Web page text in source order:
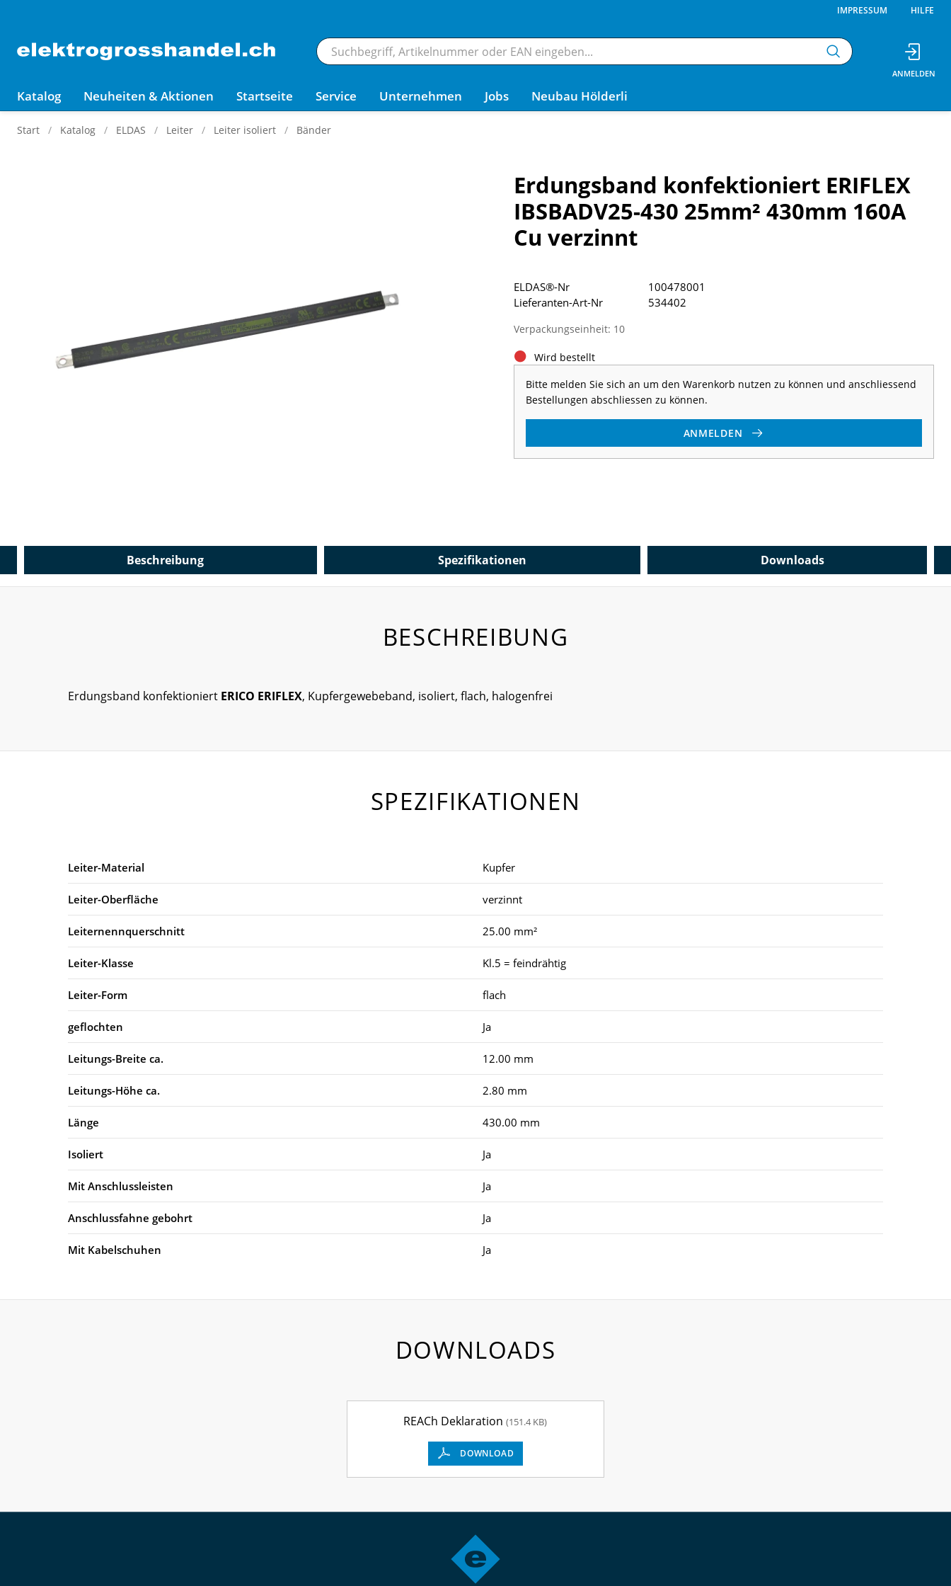
IMPRESSUM HILFE
Katalog Neuheiten & Aktionen Startseite Service Unternehmen Jobs Neubau Hölderli
Start Katalog ELDAS Leiter Leiter isoliert Bänder
Erdungsband konfektioniert ERIFLEX
IBSBADV25-430 25mm² 430mm 160A
Cu verzinnt
Verpackungseinheit: 10
Wird bestellt
Bitte melden Sie sich an um den Warenkorb nutzen zu können und anschliessend
Bestellungen abschliessen zu können.
ANMELDEN
ELDAS®-Nr
100478001
Lieferanten-Art-Nr
534402
Beschreibung Spezifikationen Downloads
BESCHREIBUNG
Erdungsband konfektioniert ERICO ERIFLEX, Kupfergewebeband, isoliert, flach, halogenfrei
SPEZIFIKATIONEN
Leiter-Material Kupfer
Leiter-Oberfläche verzinnt
Leiternennquerschnitt 25.00 mm²
Leiter-Klasse Kl.5 = feindrähtig
Leiter-Form flach
geflochten Ja
Leitungs-Breite ca. 12.00 mm
Leitungs-Höhe ca. 2.80 mm
Länge 430.00 mm
Isoliert Ja
Mit Anschlussleisten Ja
Anschlussfahne gebohrt Ja
Mit Kabelschuhen Ja
DOWNLOADS
REACh Deklaration(151.4 KB)
DOWNLOAD